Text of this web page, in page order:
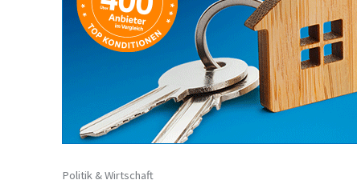
Politik & Wirtschaft